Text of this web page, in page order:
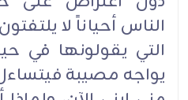
الناس أحياناً لا
التي يقولونها في
يواجه مصيبة